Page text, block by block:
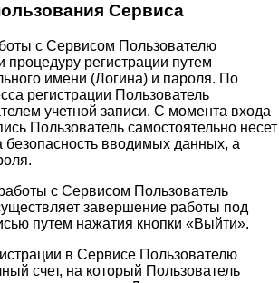
Сервиса
с Сервисом Пользователю
процедуру регистрации путем
имени (Логина) и пароля. По
регистрации Пользователь
учетной записи. С момента входа
Пользователь самостоятельно несет
безопасность вводимых данных, а
с Сервисом Пользователь
завершение работы под
путем нажатия кнопки «Выйти».
в Сервисе Пользователю
счет, на который Пользователь